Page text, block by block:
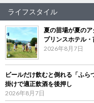
ライフスタイル
夏の苗場が夏の
プリンスホテル
2026年8月7日
ビールだけ飲むと倒れる「ふ
掛けで適正飲酒を後押し
2026年8月7日